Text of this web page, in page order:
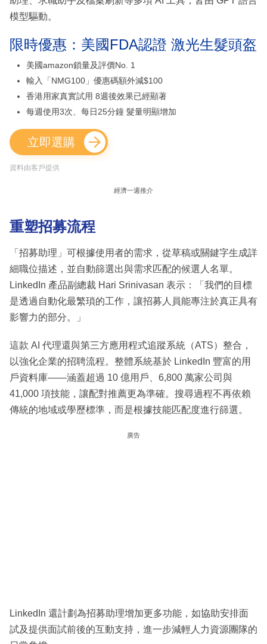
模型驅動。
限時優惠：美國FDA認證 激光生髮頭盔
美國amazon鎖量及評價No. 1
輸入「NMG100」優惠碼額外減$100
香港用家真實試用 8週後效果已經顯著
每週使用3次、每日25分鐘 髮量明顯增加
立即選購
資料由客戶提供
經濟一週推介
重塑招募流程
「招募助理」可根據使用者的需求，從草稿或關鍵字生成詳
細職位描述，並自動篩選出與需求匹配的候選人名單。
LinkedIn 產品副總裁 Hari Srinivasan 表示：「我們的目標
是透過自動化最繁瑣的工作，讓招募人員能專注於真正具有
影響力的部分。」
這款 AI 代理還與第三方應用程式追蹤系統（ATS）整合，
以強化企業的招聘流程。整體系統基於 LinkedIn 豐富的用
戶資料庫——涵蓋超過 10 億用戶、6,800 萬家公司與
41,000 項技能，讓配對推薦更為準確。搜尋過程不再依賴
傳統的地域或學歷標準，而是根據技能匹配度進行篩選。
廣告
LinkedIn 還計劃為招募助理增加更多功能，如協助安排面
試及提供面試前後的互動支持，進一步減輕人力資源團隊的